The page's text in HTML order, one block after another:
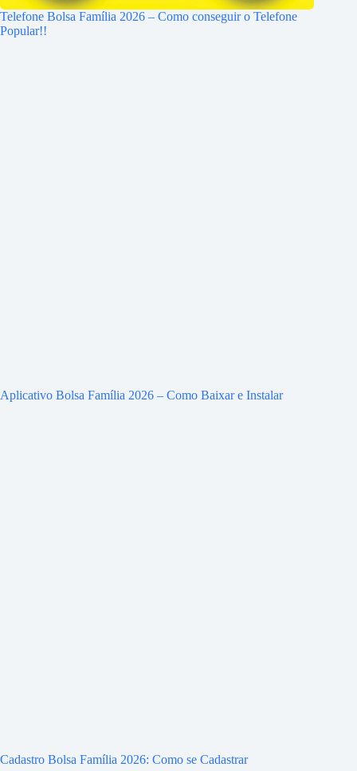
Telefone Bolsa Família 2026 – Como conseguir o Telefone
Popular!!
Aplicativo Bolsa Família 2026 – Como Baixar e Instalar
Cadastro Bolsa Família 2026: Como se Cadastrar